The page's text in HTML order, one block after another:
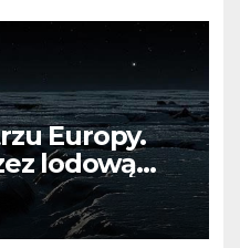
Europy.
lodową